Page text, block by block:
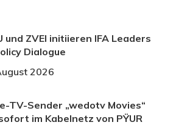
und ZVEI initiieren IFA Leaders
Dialogue
2026
TV-Sender „wedotv Movies“
im Kabelnetz von PŸUR